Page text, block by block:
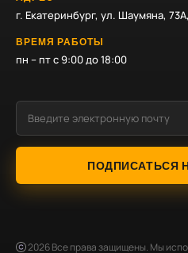
г. Екатеринбург, ул. Шаумяна,
ВРЕМЯ РАБОТЫ
пн – пт с 9:00 до 18:00
ПОДПИСАТЬСЯ
2026Все права защищены. Мы